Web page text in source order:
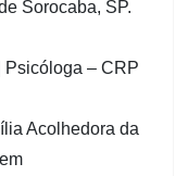
Sorocaba, SP.
| Psicóloga – CRP
Acolhedora da